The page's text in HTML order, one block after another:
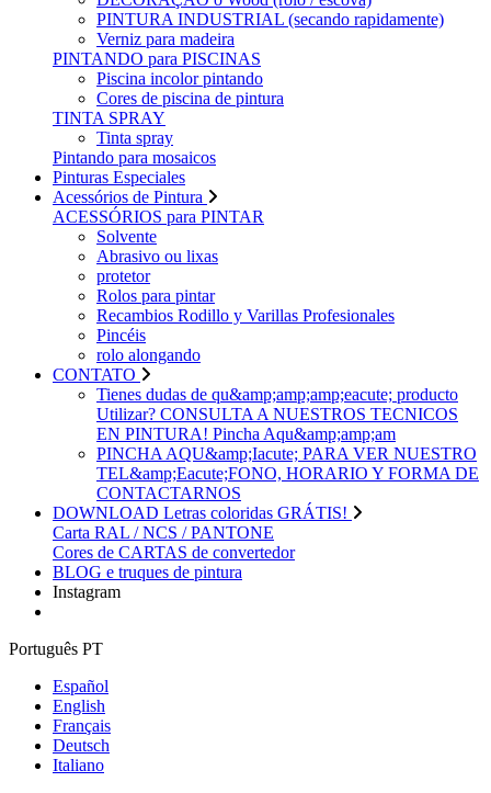
PINTURA INDUSTRIAL (secando rapidamente)
Verniz para madeira
PINTANDO para PISCINAS
Piscina incolor pintando
Cores de piscina de pintura
TINTA SPRAY
Tinta spray
Pintando para mosaicos
Pinturas Especiales
Acessórios de Pintura
ACESSÓRIOS para PINTAR
Solvente
Abrasivo ou lixas
protetor
Rolos para pintar
Recambios Rodillo y Varillas Profesionales
Pincéis
rolo alongando
CONTATO
Tienes dudas de qu&amp;amp;amp;eacute; producto
Utilizar? CONSULTA A NUESTROS TECNICOS
EN PINTURA! Pincha Aqu&amp;amp;am
PINCHA AQU&amp;Iacute; PARA VER NUESTRO
TEL&amp;Eacute;FONO, HORARIO Y FORMA DE
CONTACTARNOS
DOWNLOAD Letras coloridas GRÁTIS!
Carta RAL / NCS / PANTONE
Cores de CARTAS de convertedor
BLOG e truques de pintura
Instagram
Português PT
Español
English
Français
Deutsch
Italiano